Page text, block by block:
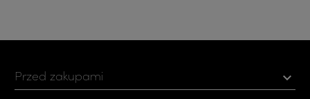
Przed zakupami 